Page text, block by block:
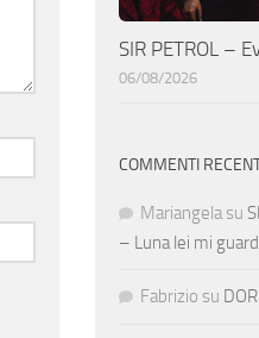
SIR PETROL –
06/08/2026
COMMENTI
Mariangela su
– Luna lei mi
Fabrizio su